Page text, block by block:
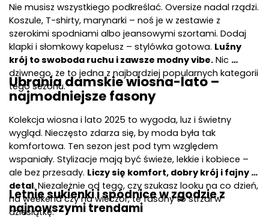
Nie musisz wszystkiego podkreślać. Oversize nadal rządzi.
Koszule, T-shirty, marynarki – noś je w zestawie z
szerokimi spodniami albo jeansowymi szortami. Dodaj
klapki i słomkowy kapelusz – stylówka gotowa. Luźny
krój to swoboda ruchu i zawsze modny vibe. Nic
dziwnego, że to jedna z najbardziej popularnych kategorii
tego sezonu.
Ubrania damskie wiosna-lato –
najmodniejsze fasony
Kolekcja wiosna i lato 2025 to wygoda, luz i świetny
wygląd. Nieczęsto zdarza się, by moda była tak
komfortowa. Ten sezon jest pod tym względem
wspaniały. Stylizacje mają być świeże, lekkie i kobiece –
ale bez przesady. Liczy się komfort, dobry krój i fajny
detal. Niezależnie od tego, czy szukasz looku na co dzień,
na weekend czy na wieczór, te fasony to strzał w
dziesiątkę.
Letnie sukienki i spódnice w zgodzie z
najnowszymi trendami